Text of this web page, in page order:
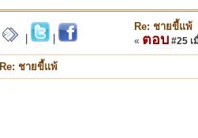
Re: ชายขี้แพ้
« ตอบ #25 เ
Re: ชายขี้แพ้